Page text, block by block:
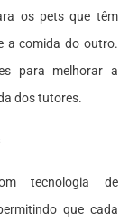
os pets que têm
a comida do outro.
para melhorar a
dos tutores.
tecnologia de
que cada